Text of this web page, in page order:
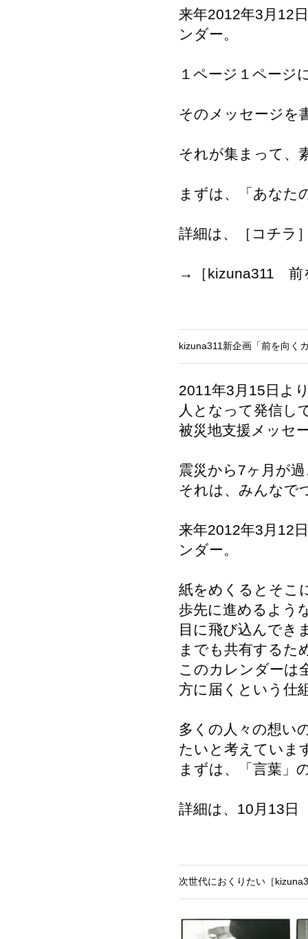
来年2012年3月12
ンダー。
１ページ１ページ
そのメッセージを
それが集まって、
まずは、「あなた
詳細は、［ コチラ
→［kizuna311 前
kizuna311新企画「前を向く
2011年3月15日よ
人となって発信し
被災地支援メッセ
震災から7ヶ月が
それは、みんなで
来年2012年3月12
ンダー。
紙をめくるとそこ
歩先に進めるよう
目に飛び込んでき
までも共有するた
このカレンダーは
方に届くという仕
多くの人々の想い
たいと考えていま
まずは、「言葉」
詳細は、10月13日
次世代におくりたい［